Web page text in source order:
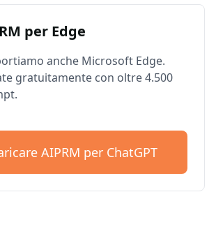
per Edge
anche Microsoft Edge.
gratuitamente con oltre 4.500
AIPRM per ChatGPT